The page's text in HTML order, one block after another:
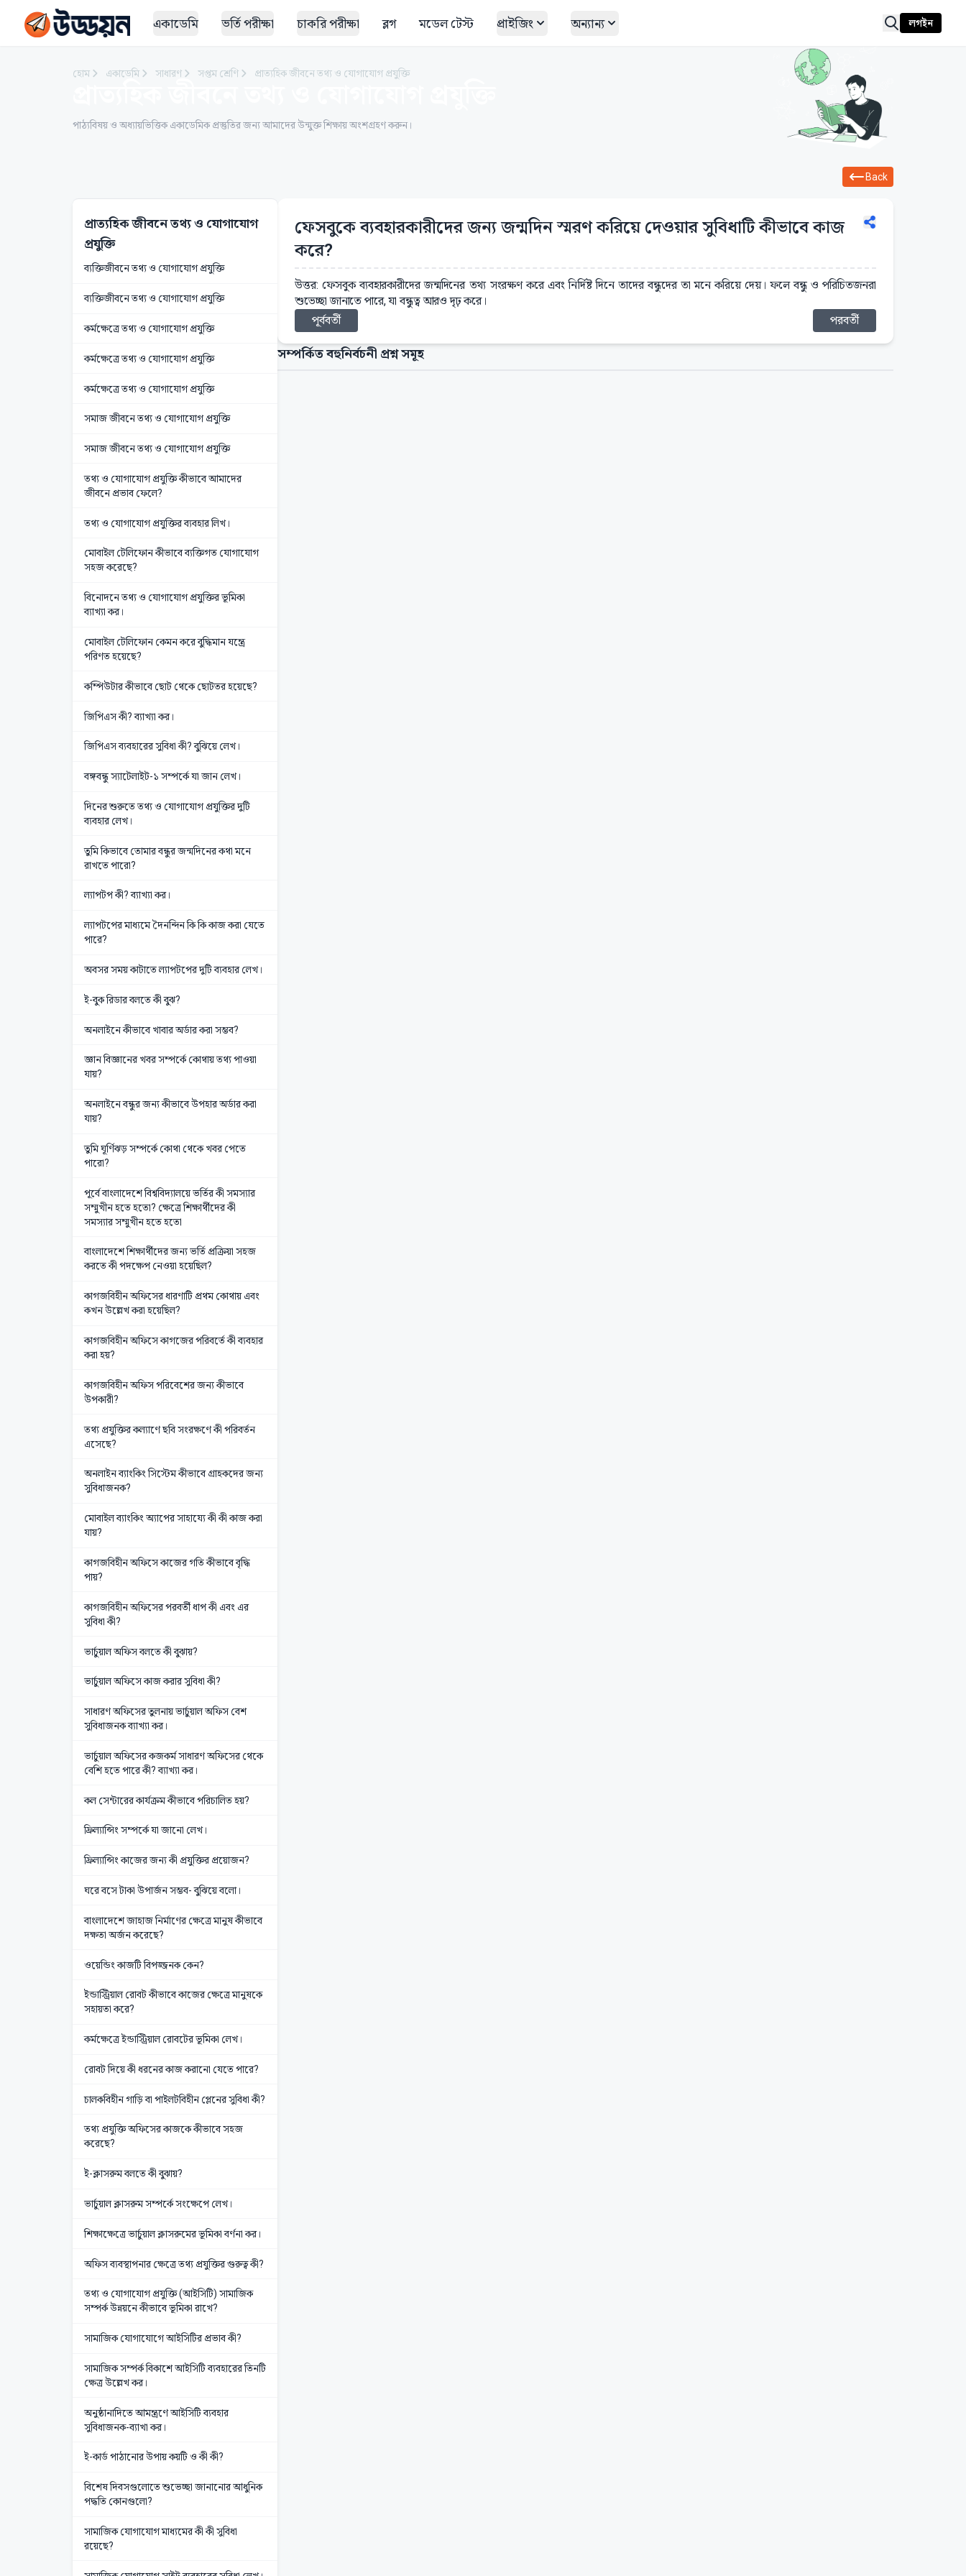
একাডেমি ভর্তি পরীক্ষা চাকরি পরীক্ষা ব্লগ মডেল টেস্ট প্রাইজিং অন্যান্য লগইন
হোম একাডেমি সাধারণ সপ্তম শ্রেণি প্রাত্যহিক জীবনে তথ্য ও যোগাযোগ প্রযুক্তি
পাঠ্যবিষয় ও অধ্যায়ভিত্তিক একাডেমিক প্রস্তুতির জন্য আমাদের উন্মুক্ত শিক্ষায় অংশগ্রহণ করুন।
Back
প্রাত্যহিক জীবনে তথ্য ও যোগাযোগ
প্রযুক্তি
ব্যক্তিজীবনে তথ্য ও যোগাযোগ প্রযুক্তি
ব্যক্তিজীবনে তথ্য ও যোগাযোগ প্রযুক্তি
কর্মক্ষেত্রে তথ্য ও যোগাযোগ প্রযুক্তি
কর্মক্ষেত্রে তথ্য ও যোগাযোগ প্রযুক্তি
কর্মক্ষেত্রে তথ্য ও যোগাযোগ প্রযুক্তি
সমাজ জীবনে তথ্য ও যোগাযোগ প্রযুক্তি
সমাজ জীবনে তথ্য ও যোগাযোগ প্রযুক্তি
তথ্য ও যোগাযোগ প্রযুক্তি কীভাবে আমাদের
জীবনে প্রভাব ফেলে?
তথ্য ও যোগাযোগ প্রযুক্তির ব্যবহার লিখ।
মোবাইল টেলিফোন কীভাবে ব্যক্তিগত যোগাযোগ
সহজ করেছে?
বিনোদনে তথ্য ও যোগাযোগ প্রযুক্তির ভূমিকা
ব্যাখ্যা কর।
মোবাইল টেলিফোন কেমন করে বুদ্ধিমান যন্ত্রে
পরিণত হয়েছে?
কম্পিউটার কীভাবে ছোট থেকে ছোটতর হয়েছে?
জিপিএস কী? ব্যাখ্যা কর।
জিপিএস ব্যবহারের সুবিধা কী? বুঝিয়ে লেখ।
বঙ্গবন্ধু স্যাটেলাইট-১ সম্পর্কে যা জান লেখ।
দিনের শুরুতে তথ্য ও যোগাযোগ প্রযুক্তির দুটি
ব্যবহার লেখ।
তুমি কিভাবে তোমার বন্ধুর জন্মদিনের কথা মনে
রাখতে পারো?
ল্যাপটপ কী? ব্যাখ্যা কর।
ল্যাপটপের মাধ্যমে দৈনন্দিন কি কি কাজ করা যেতে
পারে?
অবসর সময় কাটাতে ল্যাপটপের দুটি ব্যবহার লেখ।
ই-বুক রিডার বলতে কী বুঝ?
অনলাইনে কীভাবে খাবার অর্ডার করা সম্ভব?
জ্ঞান বিজ্ঞানের খবর সম্পর্কে কোথায় তথ্য পাওয়া
যায়?
অনলাইনে বন্ধুর জন্য কীভাবে উপহার অর্ডার করা
যায়?
তুমি ঘূর্ণিঝড় সম্পর্কে কোথা থেকে খবর পেতে
পারো?
পূর্বে বাংলাদেশে বিশ্ববিদ্যালয়ে ভর্তির কী সমস্যার
সম্মুখীন হতে হতো? ক্ষেত্রে শিক্ষার্থীদের কী
সমস্যার সম্মুখীন হতে হতো
বাংলাদেশে শিক্ষার্থীদের জন্য ভর্তি প্রক্রিয়া সহজ
করতে কী পদক্ষেপ নেওয়া হয়েছিল?
কাগজবিহীন অফিসের ধারণাটি প্রথম কোথায় এবং
কখন উল্লেখ করা হয়েছিল?
কাগজবিহীন অফিসে কাগজের পরিবর্তে কী ব্যবহার
করা হয়?
কাগজবিহীন অফিস পরিবেশের জন্য কীভাবে
উপকারী?
তথ্য প্রযুক্তির কল্যাণে ছবি সংরক্ষণে কী পরিবর্তন
এসেছে?
অনলাইন ব্যাংকিং সিস্টেম কীভাবে গ্রাহকদের জন্য
সুবিধাজনক?
মোবাইল ব্যাংকিং অ্যাপের সাহায্যে কী কী কাজ করা
যায়?
কাগজবিহীন অফিসে কাজের গতি কীভাবে বৃদ্ধি
পায়?
কাগজবিহীন অফিসের পরবর্তী ধাপ কী এবং এর
সুবিধা কী?
ভার্চুয়াল অফিস বলতে কী বুঝায়?
ভার্চুয়াল অফিসে কাজ করার সুবিধা কী?
সাধারণ অফিসের তুলনায় ভার্চুয়াল অফিস বেশ
সুবিধাজনক ব্যাখ্যা কর।
ভার্চুয়াল অফিসের কজকর্ম সাধারণ অফিসের থেকে
বেশি হতে পারে কী? ব্যাখ্যা কর।
কল সেন্টারের কার্যক্রম কীভাবে পরিচালিত হয়?
ফ্রিল্যান্সিং সম্পর্কে যা জানো লেখ।
ফ্রিল্যান্সিং কাজের জন্য কী প্রযুক্তির প্রয়োজন?
ঘরে বসে টাকা উপার্জন সম্ভব- বুঝিয়ে বলো।
বাংলাদেশে জাহাজ নির্মাণের ক্ষেত্রে মানুষ কীভাবে
দক্ষতা অর্জন করেছে?
ওয়েন্ডিং কাজটি বিপজ্জনক কেন?
ইন্ডাস্ট্রিয়াল রোবট কীভাবে কাজের ক্ষেত্রে মানুষকে
সহায়তা করে?
কর্মক্ষেত্রে ইন্ডাস্ট্রিয়াল রোবটের ভূমিকা লেখ।
রোবট দিয়ে কী ধরনের কাজ করানো যেতে পারে?
চালকবিহীন গাড়ি বা পাইলটবিহীন প্লেনের সুবিধা কী?
তথ্য প্রযুক্তি অফিসের কাজকে কীভাবে সহজ
করেছে?
ই-ক্লাসরুম বলতে কী বুঝায়?
ভার্চুয়াল ক্লাসরুম সম্পর্কে সংক্ষেপে লেখ।
শিক্ষাক্ষেত্রে ভার্চুয়াল ক্লাসরুমের ভূমিকা বর্ণনা কর।
অফিস ব্যবস্থাপনার ক্ষেত্রে তথ্য প্রযুক্তির গুরুত্ব কী?
তথ্য ও যোগাযোগ প্রযুক্তি (আইসিটি) সামাজিক
সম্পর্ক উন্নয়নে কীভাবে ভূমিকা রাখে?
সামাজিক যোগাযোগে আইসিটির প্রভাব কী?
সামাজিক সম্পর্ক বিকাশে আইসিটি ব্যবহারের তিনটি
ক্ষেত্র উল্লেখ কর।
অনুষ্ঠানাদিতে আমন্ত্রণে আইসিটি ব্যবহার
সুবিধাজনক-ব্যাখা কর।
ই-কার্ড পাঠানোর উপায় কয়টি ও কী কী?
বিশেষ দিবসগুলোতে শুভেচ্ছা জানানোর আধুনিক
পদ্ধতি কোনগুলো?
সামাজিক যোগাযোগ মাধ্যমের কী কী সুবিধা
রয়েছে?
ফেসবুকে ব্যবহারকারীদের জন্য জন্মদিন স্মরণ করিয়ে দেওয়ার সুবিধাটি কীভাবে কাজ
করে?
উত্তর: ফেসবুক ব্যবহারকারীদের জন্মদিনের তথ্য সংরক্ষণ করে এবং নির্দিষ্ট দিনে তাদের বন্ধুদের তা মনে করিয়ে দেয়। ফলে বন্ধু ও পরিচিতজনরা
শুভেচ্ছা জানাতে পারে, যা বন্ধুত্ব আরও দৃঢ় করে।
পূর্ববর্তী
পরবর্তী
সম্পর্কিত বহুনির্বচনী প্রশ্ন সমূহ